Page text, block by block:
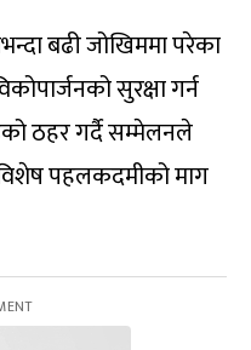
बढी जोखिममा परेका
सुरक्षा गर्न
ठहर गर्दै सम्मेलनले
पहलकदमीको माग